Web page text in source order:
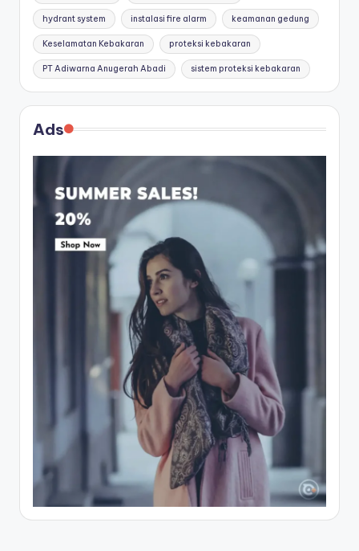
hydrant system instalasi fire alarm keamanan gedung
Keselamatan Kebakaran proteksi kebakaran
PT Adiwarna Anugerah Abadi sistem proteksi kebakaran
Ads